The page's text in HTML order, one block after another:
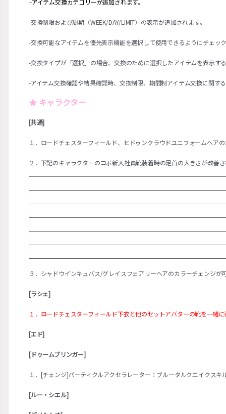
–アイテム交換カテゴリーが追加されます。
-交換制限および周期（WEEK/DAY/LIMIT）の表示が追加されます。
-交換可能なアイテムを優先表示機能を選択して使用できるようにチェッ
-交換タイプが「選択」の場合、交換のために選択したアイテムを表示す
-アイテム交換確認や結果確認時、交換制限、期間制アイテム交換に関す
★ キャラクター
[共通]
１．ロードチェスターフィールド、ヒドゥンクラウドユニフォームヘア
２．下記のキャラクターのコボ新入社員靴装着時の足首の大きさが改善
３．シャドウインキュバス/グレイスフェアリーヘアのカラーチェンジが
[ラシェ]
１．ロードチェスターフィールド下衣と他のセットアバターの靴を一緒
[エド]
[ドゥームブリンガー]
１．[チェンジ]パーティクルアクセラレーター：ブルータルクエイクス
[ルー・シエル]